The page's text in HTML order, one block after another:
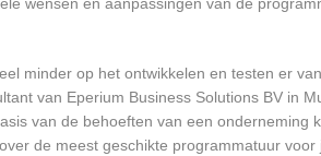
wensen en aanpassingen van de
minder op het ontwikkelen en testen er
van Eperium Business Solutions BV in
van de behoeften van een onderneming
de meest geschikte programmatuur voor